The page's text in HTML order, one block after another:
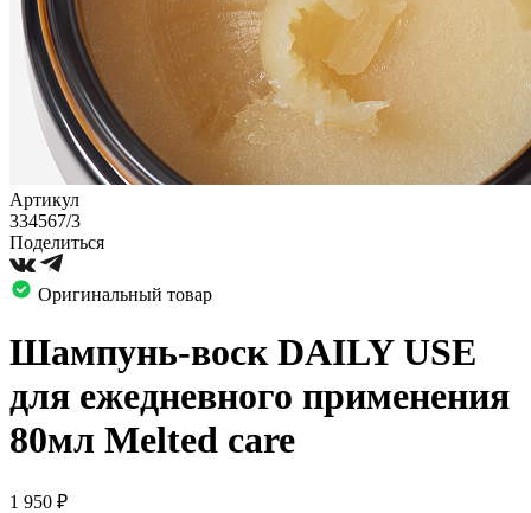
Артикул
334567/3
Поделиться
Оригинальный товар
Шампунь-воск DAILY USE
для ежедневного применения
80мл Melted care
1 950 ₽